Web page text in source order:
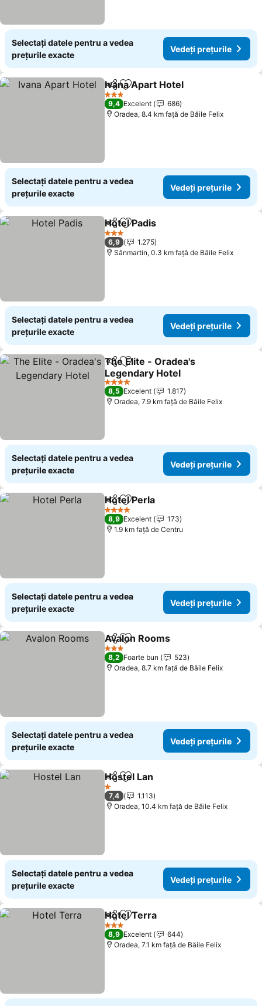
Selectați datele pentru a vedea
prețurile exacte
Vedeți prețurile
DistribuițiAdăugaţi la favorite
Ivana Apart Hotel
3 Stele
9,4 Excelent
686
Oradea, 8.4 km faţă de Băile Felix
Selectați datele pentru a vedea
prețurile exacte
Vedeți prețurile
DistribuițiAdăugaţi la favorite
Hotel Padis
3 Stele
6,9
1.275
Sânmartin, 0.3 km faţă de Băile Felix
Selectați datele pentru a vedea
prețurile exacte
Vedeți prețurile
DistribuițiAdăugaţi la favorite
The Elite - Oradea's
Legendary Hotel
4 Stele
8,5 Excelent
1.817
Oradea, 7.9 km faţă de Băile Felix
Selectați datele pentru a vedea
prețurile exacte
Vedeți prețurile
DistribuițiAdăugaţi la favorite
Hotel Perla
4 Stele
8,9 Excelent
173
1.9 km faţă de Centru
Selectați datele pentru a vedea
prețurile exacte
Vedeți prețurile
DistribuițiAdăugaţi la favorite
Avalon Rooms
3 Stele
8,2 Foarte bun
523
Oradea, 8.7 km faţă de Băile Felix
Selectați datele pentru a vedea
prețurile exacte
Vedeți prețurile
DistribuițiAdăugaţi la favorite
Hostel Lan
1 Stele
7,4
1.113
Oradea, 10.4 km faţă de Băile Felix
Selectați datele pentru a vedea
prețurile exacte
Vedeți prețurile
DistribuițiAdăugaţi la favorite
Hotel Terra
3 Stele
8,9 Excelent
644
Oradea, 7.1 km faţă de Băile Felix